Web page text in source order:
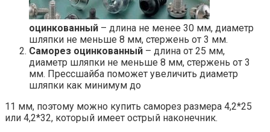
оцинкованный – длина не менее 30 мм, диаметр
шляпки не меньше 8 мм, стержень от 3 мм.
Саморез оцинкованный – длина от 25 мм,
диаметр шляпки не меньше 8 мм, стержень от 3
мм. Прессшайба поможет увеличить диаметр
шляпки как минимум до
11 мм, поэтому можно купить саморез размера 4,2*25
или 4,2*32, который имеет острый наконечник.